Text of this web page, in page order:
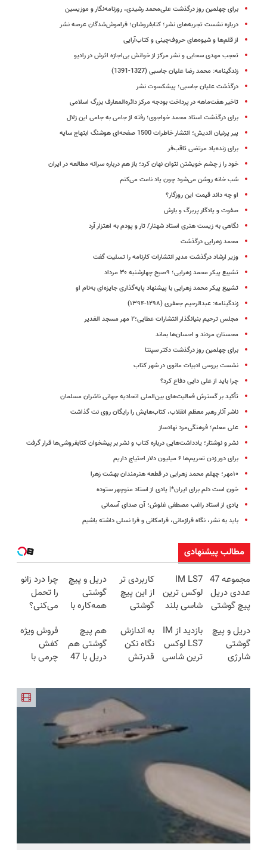
برای چهلمین روز درگذشت علی‌محمد رشیدی، روزنامه‌نگار و موزیسین
درباره نشست تجربه‌های نشر؛ کتابفروشان؛ فراموش‌شدگان عرصه نشر
از قلم‌ها و شیوه‌های حروف‌چینی و کتاب‌آرایی
تعجب مهدی سحابی و نشر مرکز از خوانش بی­‌اجازه اثرش در رادیو
زندگینامه: محمد رضا علیان جاسبی (1327-1391)
درگذشت علیان جاسبی؛ پیشکسوت نشر
تاخیر هفت‌ماهه در پرداخت بودجه مرکز دائر‌ه‌المعارف بزرگ اسلامی
برای درگذشت استاد محمد خواجوی؛ رفته از جامی به جامی این زلال
پیر پرنیان اندیش؛ انتشار خاطرات 1500 صفحه‌ای هوشنگ ابتهاج سایه
برای زنده‌یاد مرتضی ثاقب‌فر
خود را ز چشم خویشتن نتوان نهان کرد؛ باز هم درباره سرانه مطالعه در ایران
شب خانه روشن می‌شود چون یاد نامت می‌کنم
او چه داند قیمت این روزگار؟
صفوت و یادگار پربرگ و بارش
نگاهی به زیست هنری استاد شهنار/ تار و پودم به اهتزار آرد
محمد زهرایی درگذشت
وزیر ارشاد درگذشت مدیر انتشارات کارنامه را تسلیت گفت
تشییع پیکر محمد زهرایی؛ ۹صبح چهارشنبه ۳۰ مرداد
تشییع پیکر محمد زهرایی با پیشنهاد پایه‌گذاری جایزه‌ای به‌نام او
زندگینامه: عبدالرحیم جعفری (۱۲۹۸-۱۳۹۴)
مجلس ترحیم بنیانگذار انتشارات عطایی؛۲ مهر مسجد الغدیر
محسنان مردند و احسان‌ها بماند
برای چهلمین روز درگذشت دکتر سپنتا
نشست بررسی ادبیات مانوی در شهر کتاب
چرا باید از علی دایی دفاع کرد؟
تأکید بر گسترش فعالیت‌های بین‌الملی اتحادیه جهانی ناشران مسلمان
ناشر آثار رهبر معظم انقلاب، کتاب‌هایش را رایگان روی نت گذاشت
علی معلم؛ فرهنگی‌مرد نهادساز
نشر و نوشتار؛ یادداشت‌هایی درباره کتاب و نشر بر پیشخوان کتابفروشی‌ها قرار گرفت
برای دور زدن تحریم‌ها ۶ میلیون دلار احتیاج داریم
۱۰مهر؛ چهلم محمد زهرایی در قطعه هنرمندان بهشت زهرا
خون است دلم برای ایران*| یادی از استاد منوچهر ستوده
یادی از استاد راغب مصطفی غلوش؛ آن صدای آسمانی
باید به نشر، نگاه فرازمانی، فرامکانی و فرا نسلی داشته باشیم
مطالب پیشنهادی
مجموعه 47
عددی دریل
پیچ گوشتی
(تخفیف به
مدت
محدود)
IM LS7
لوکس ترین
شاسی بلند
کاربردی تر
از این پیچ
گوشتی
تیکه
کاربردی با
ضمانت
دریل و پیچ
گوشتی
همه‌کاره با
هوشمند ⚙️
(نصف
قیمت بازار
چرا درد زانو
را تحمل
می‌کنی؟
درمنزل
درمانش کن
دریل و پیچ
گوشتی
شارژی
بازدید از IM
LS7 لوکس
ترین شاسی
به اندازش
نگاه نکن
قدرتش
منزل+گارانتی
تعویض)
هم پیچ
گوشتی هم
دریل با 47
تخفیف داره
بخرش!🔥
فروش ویژه
کفش
چرمی با